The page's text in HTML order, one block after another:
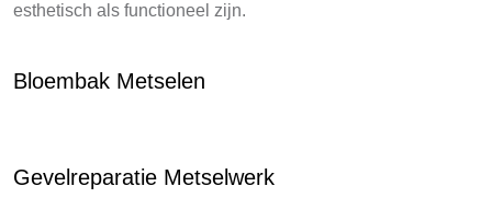
esthetisch als functioneel zijn.
Bloembak Metselen
Gevelreparatie Metselwerk